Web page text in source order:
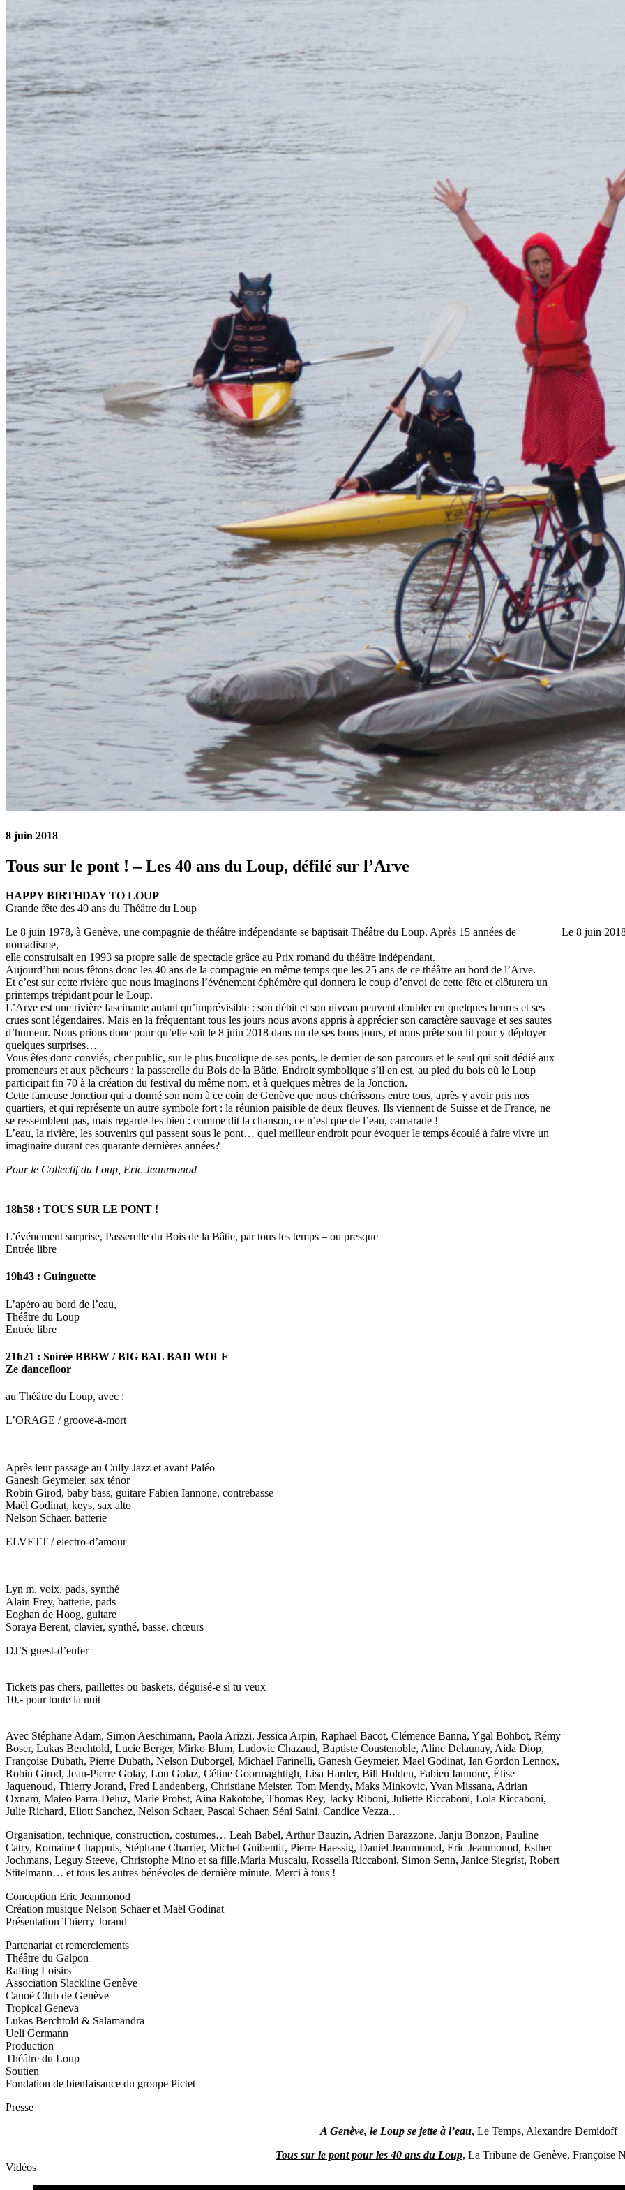
8 juin 2018
Tous sur le pont ! – Les 40 ans du Loup, défilé sur l’Arve
HAPPY BIRTHDAY TO LOUP
Grande fête des 40 ans du Théâtre du Loup
Le 8 juin 1978, à Genève, une compagnie de théâtre indépendante se baptisait Théâtre du Loup. Après 15 années de
nomadisme,
elle construisait en 1993 sa propre salle de spectacle grâce au Prix romand du théâtre indépendant.
Aujourd’hui nous fêtons donc les 40 ans de la compagnie en même temps que les 25 ans de ce théâtre au bord de l’Arve.
Et c’est sur cette rivière que nous imaginons l’événement éphémère qui donnera le coup d’envoi de cette fête et clôturera un
printemps trépidant pour le Loup.
L’Arve est une rivière fascinante autant qu’imprévisible : son débit et son niveau peuvent doubler en quelques heures et ses
crues sont légendaires. Mais en la fréquentant tous les jours nous avons appris à apprécier son caractère sauvage et ses sautes
d’humeur. Nous prions donc pour qu’elle soit le 8 juin 2018 dans un de ses bons jours, et nous prête son lit pour y déployer
quelques surprises…
Vous êtes donc conviés, cher public, sur le plus bucolique de ses ponts, le dernier de son parcours et le seul qui soit dédié aux
promeneurs et aux pêcheurs : la passerelle du Bois de la Bâtie. Endroit symbolique s’il en est, au pied du bois où le Loup
participait fin 70 à la création du festival du même nom, et à quelques mètres de la Jonction.
Cette fameuse Jonction qui a donné son nom à ce coin de Genève que nous chérissons entre tous, après y avoir pris nos
quartiers, et qui représente un autre symbole fort : la réunion paisible de deux fleuves. Ils viennent de Suisse et de France, ne
se ressemblent pas, mais regarde-les bien : comme dit la chanson, ce n’est que de l’eau, camarade !
L’eau, la rivière, les souvenirs qui passent sous le pont… quel meilleur endroit pour évoquer le temps écoulé à faire vivre un
imaginaire durant ces quarante dernières années?
Pour le Collectif du Loup, Eric Jeanmonod
18h58 : TOUS SUR LE PONT !
L’événement surprise, Passerelle du Bois de la Bâtie, par tous les temps – ou presque
Entrée libre
19h43 : Guinguette
L’apéro au bord de l’eau,
Théâtre du Loup
Entrée libre
21h21 : Soirée BBBW / BIG BAL BAD WOLF
Ze dancefloor
au Théâtre du Loup, avec :
L’ORAGE / groove-à-mort
Après leur passage au Cully Jazz et avant Paléo
Ganesh Geymeier, sax ténor
Robin Girod, baby bass, guitare Fabien Iannone, contrebasse
Maël Godinat, keys, sax alto
Nelson Schaer, batterie
ELVETT / electro-d’amour
Lyn m, voix, pads, synthé
Alain Frey, batterie, pads
Eoghan de Hoog, guitare
Soraya Berent, clavier, synthé, basse, chœurs
DJ’S guest-d’enfer
Tickets pas chers, paillettes ou baskets, déguisé-e si tu veux
10.- pour toute la nuit
Avec Stéphane Adam, Simon Aeschimann, Paola Arizzi, Jessica Arpin, Raphael Bacot, Clémence Banna, Ygal Bohbot, Rémy
Boser, Lukas Berchtold, Lucie Berger, Mirko Blum, Ludovic Chazaud, Baptiste Coustenoble, Aline Delaunay, Aida Diop,
Françoise Dubath, Pierre Dubath, Nelson Duborgel, Michael Farinelli, Ganesh Geymeier, Mael Godinat, Ian Gordon Lennox,
Robin Girod, Jean-Pierre Golay, Lou Golaz, Céline Goormaghtigh, Lisa Harder, Bill Holden, Fabien Iannone, Élise
Jaquenoud, Thierry Jorand, Fred Landenberg, Christiane Meister, Tom Mendy, Maks Minkovic, Yvan Missana, Adrian
Oxnam, Mateo Parra-Deluz, Marie Probst, Aina Rakotobe, Thomas Rey, Jacky Riboni, Juliette Riccaboni, Lola Riccaboni,
Julie Richard, Eliott Sanchez, Nelson Schaer, Pascal Schaer, Séni Saini, Candice Vezza…
Organisation, technique, construction, costumes… Leah Babel, Arthur Bauzin, Adrien Barazzone, Janju Bonzon, Pauline
Catry, Romaine Chappuis, Stéphane Charrier, Michel Guibentif, Pierre Haessig, Daniel Jeanmonod, Eric Jeanmonod, Esther
Jochmans, Leguy Steeve, Christophe Mino et sa fille,Maria Muscalu, Rossella Riccaboni, Simon Senn, Janice Siegrist, Robert
Stitelmann… et tous les autres bénévoles de dernière minute. Merci à tous !
Conception Eric Jeanmonod
Création musique Nelson Schaer et Maël Godinat
Présentation Thierry Jorand
Partenariat et remerciements
Théâtre du Galpon
Rafting Loisirs
Association Slackline Genève
Canoë Club de Genève
Tropical Geneva
Lukas Berchtold & Salamandra
Ueli Germann
Production
Théâtre du Loup
Soutien
Fondation de bienfaisance du groupe Pictet
Le 8 juin
Presse
A Genève, le Loup se jette à l’eau, Le Temps, Alexandre Demidoff
Tous sur le pont pour les 40 ans du Loup, La Tribune de Genève, Françoise
Vidéos